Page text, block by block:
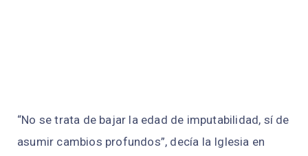
“No se trata de bajar la edad de imputabilidad, sí de
asumir cambios profundos”, decía la Iglesia en